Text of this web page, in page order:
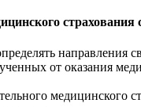
страхования
направления
от оказания
медицинского